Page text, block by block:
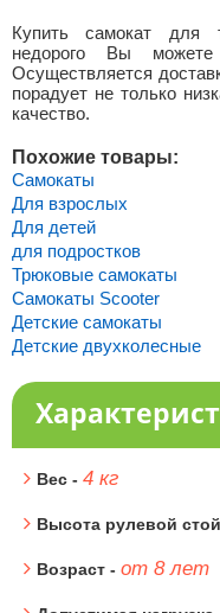
Купить самокат для
недорого Вы можете
Осуществляется
порадует не только
качество.
Похожие товары:
Самокаты
Для взрослых
Для детей
для подростков
Трюковые самокаты
Самокаты Scooter
Детские самокаты
Детские двухколесные
Вес - 4 кг
Высота рулевой
Возраст - от 8 лет